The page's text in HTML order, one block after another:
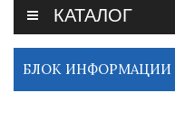
КАТАЛОГ
БЛОК ИНФОРМАЦИИ